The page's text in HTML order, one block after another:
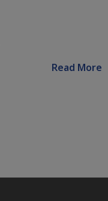
Read More